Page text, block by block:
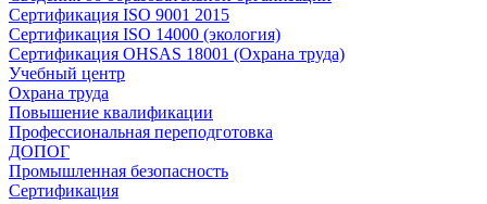
Сертификация ISO 9001 2015
Сертификация ISO 14000 (экология)
Сертификация OHSAS 18001 (Охрана труда)
Учебный центр
Охрана труда
Повышение квалификации
Профессиональная переподготовка
ДОПОГ
Промышленная безопасность
Сертификация